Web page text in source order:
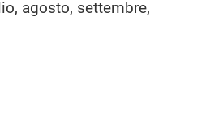
agosto, settembre,